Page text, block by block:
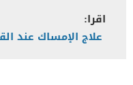
اقرا:
علاج الإمساك عند